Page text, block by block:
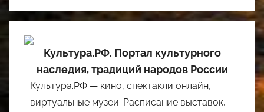
Культура.РФ. Портал культурного
наследия, традиций народов России
Культура.РФ — кино, спектакли онлайн,
виртуальные музеи. Расписание выставок,